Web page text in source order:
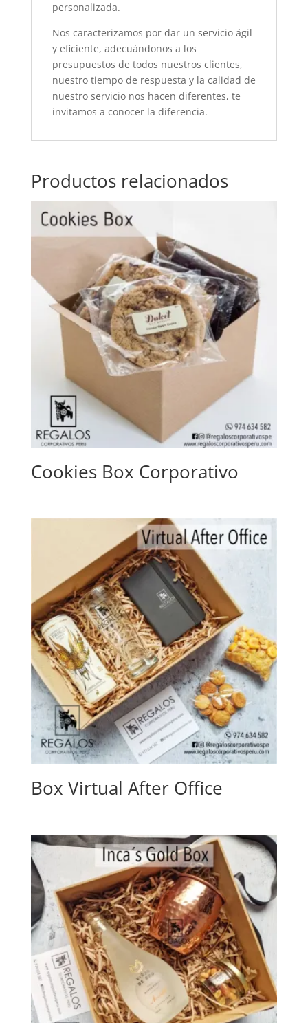
personalizada.
Nos caracterizamos por dar un servicio ágil
y eficiente, adecuándonos a los
presupuestos de todos nuestros clientes,
nuestro tiempo de respuesta y la calidad de
nuestro servicio nos hacen diferentes, te
invitamos a conocer la diferencia.
Productos relacionados
Cookies Box Corporativo
Box Virtual After Office